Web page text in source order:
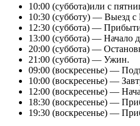
10:00 (суббота)или с
10:30 (субботу) — Выезд с
12:30 (суббота) —
13:00 (суббота) — Начало
20:00 (суббота) —
21:00 (суббота) — Ужин.
09:00 (воскресенье) —
10:00 (воскресенье) —
12:00 (воскресенье) —
18:30 (воскресенье) —
19:30 (воскресенье) —